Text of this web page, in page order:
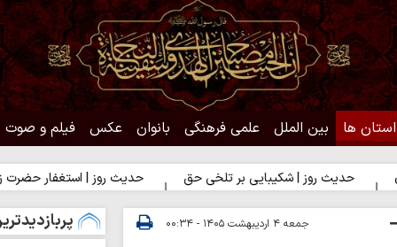
استان ها بین الملل علمی فرهنگی بانوان عکس فیلم و صوت
روز | شکیبایی بر تلخی حق حدیث روز | استغفار حضرت زهرا(س)
جمعه ۴ اردیبهشت ۱۴۰۵ - ۰۰:۳۴